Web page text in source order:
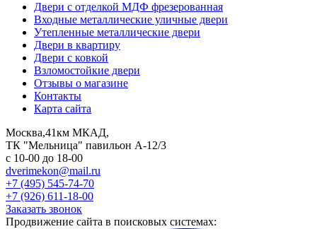
Двери с отделкой МДФ фрезерованная
Входные металлические уличные двери
Утепленные металлические двери
Двери в квартиру
Двери с ковкой
Взломостойкие двери
Отзывы о магазине
Контакты
Карта сайта
Москва,41км МКАД,
ТК "Мельница" павильон А-12/3
с 10-00 до 18-00
dverimekon@mail.ru
+7 (495) 545-74-70
+7 (926) 611-18-00
Заказать звонок
Продвижение сайта в поисковых системах: